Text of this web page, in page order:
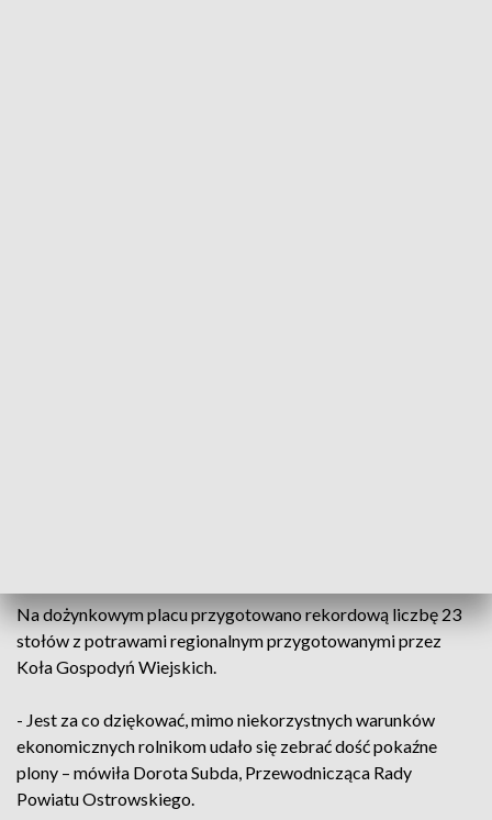
Na dożynkowym placu przygotowano rekordową liczbę 23
stołów z potrawami regionalnym przygotowanymi przez
Koła Gospodyń Wiejskich.
- Jest za co dziękować, mimo niekorzystnych warunków
ekonomicznych rolnikom udało się zebrać dość pokaźne
plony – mówiła Dorota Subda, Przewodnicząca Rady
Powiatu Ostrowskiego.